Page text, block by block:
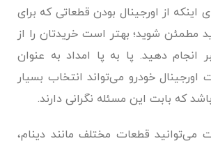
اینکه از اورجینال بودن قطعاتی که برای
مطمئن شوید؛ بهتر است خریدتان را از
انجام دهید. پا به پا امداد به عنوان
اورجینال خودرو می‌تواند انتخاب بسیار
که بابت این مسئله نگرانی دارند.
می‌توانید قطعات مختلف مانند دینام،